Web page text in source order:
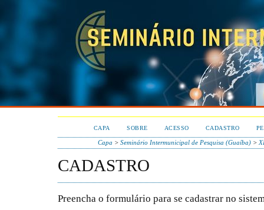
CAPA SOBRE ACESSO CADASTRO
Capa > Seminário Intermunicipal de Pesquisa (Guaíba)>
CADASTRO
Preencha o formulário para se cadastrar no